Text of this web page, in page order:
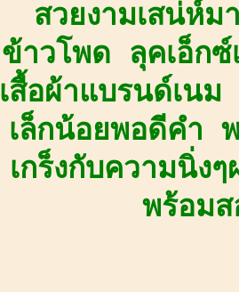
สวยงามเสน่ห์ม
ข้าวโพด ลุคเอ็ก
เสื้อผ้าแบรนด์เน
เล็กน้อยพอดีคำ
เกร็งกับความนิ่ง
พร้อม